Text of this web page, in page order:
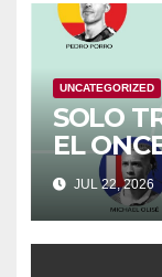
UNCATEGORIZED
SOLO
EL
JUL 22, 2026